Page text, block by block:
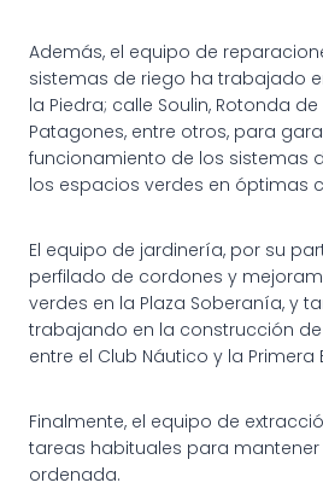
Además, el equipo de
sistemas de riego ha trabajado
la Piedra; calle Soulin, Rotonda
Patagones, entre otros, para
funcionamiento de los sistemas
los espacios verdes en óptimas
El equipo de jardinería, por su
perfilado de cordones y
verdes en la Plaza Soberanía, y
trabajando en la construcción
entre el Club Náutico y la Primera
Finalmente, el equipo de
tareas habituales para
ordenada.